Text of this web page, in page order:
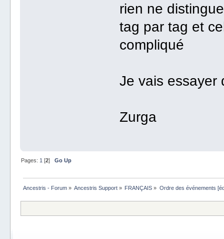
rien ne
tag par tag et
compliqué
Je vais essayer
Zurga
Pages: 1 [2] Go Up
Ancestris - Forum» Ancestris Support » FRANÇAIS » Ordre des événements